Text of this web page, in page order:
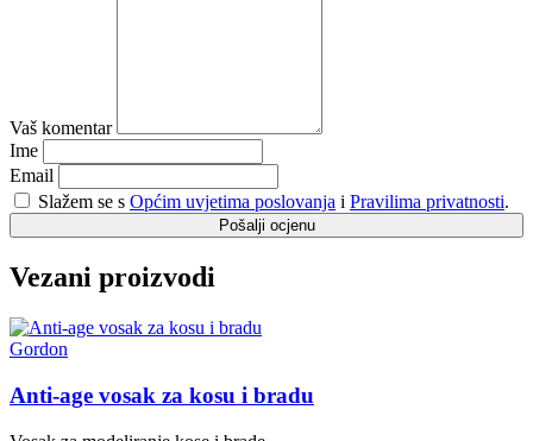
Vaš komentar
Ime
Email
Slažem se s Općim uvjetima poslovanja i Pravilima privatnosti.
Pošalji ocjenu
Vezani proizvodi
Gordon
Anti-age vosak za kosu i bradu